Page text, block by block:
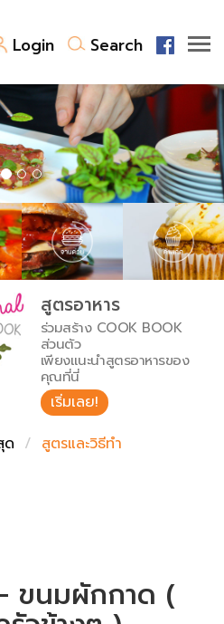
Login Search
ารตวง
วัตถุดิบ
สูตรอาหาร
ร่วมสร้าง COOK BOOK
ส่วนตัว
เพียงแนะนำสูตรอาหารของ
คุณที่นี่
เริ่มเลย!
ด สูตรและวิธีทำ
ขนมผักกาด (